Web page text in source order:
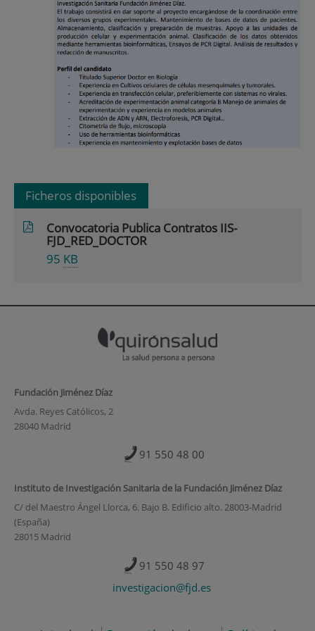
Ficheros disponibles
Convocatoria Publica Contratos IIS-
FJD_RED_DOCTOR
95 KB
Fundación Jiménez Díaz
Avda. Reyes Católicos, 2
28040 Madrid
91 550 48 00
Instituto de Investigación Sanitaria de la Fundación Jiménez Díaz
C/ del Maestro Ángel Llorca, 6. Bajo B. Edificio alto. 28003-Madrid
(España)
28015 Madrid
91 550 48 97
investigacion@fjd.es